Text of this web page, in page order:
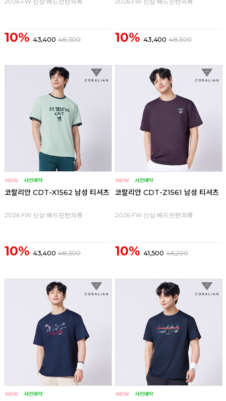
10% 43,400 48,300 10% 43,400 48,300
코랄리안 CDT-X1562 남성 티셔츠
2026 FW 신상 배드민턴의류
10% 43,400 48,300
코랄리안 CDT-Z1561 남성 티셔츠
2026 FW 신상 배드민턴의류
10% 41,500 46,200